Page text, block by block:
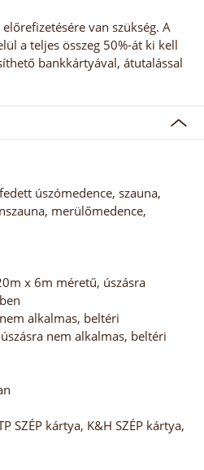
van szükség. A
a teljes összeg 50%-át ki kell
bankkártyával, átutalással
fedett úszómedence, szauna,
merülőmedence,
x 6m méretű, úszásra
nem alkalmas, beltéri
nem alkalmas, beltéri
SZÉP kártya, K&H SZÉP kártya,